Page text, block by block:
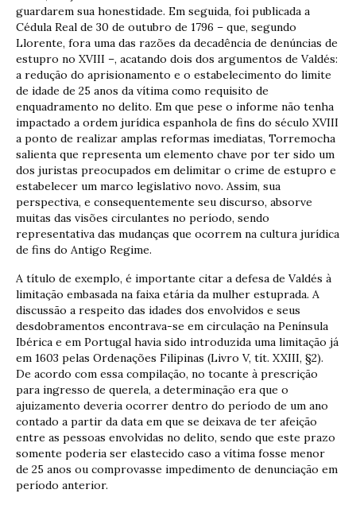
guardarem sua honestidade. Em seguida, foi publicada a
Cédula Real de 30 de outubro de 1796 – que, segundo
Llorente, fora uma das razões da decadência de denúncias de
estupro no XVIII –, acatando dois dos argumentos de Valdés:
a redução do aprisionamento e o estabelecimento do limite
de idade de 25 anos da vítima como requisito de
enquadramento no delito. Em que pese o informe não tenha
impactado a ordem jurídica espanhola de fins do século XVIII
a ponto de realizar amplas reformas imediatas, Torremocha
salienta que representa um elemento chave por ter sido um
dos juristas preocupados em delimitar o crime de estupro e
estabelecer um marco legislativo novo. Assim, sua
perspectiva, e consequentemente seu discurso, absorve
muitas das visões circulantes no período, sendo
representativa das mudanças que ocorrem na cultura jurídica
de fins do Antigo Regime.
A título de exemplo, é importante citar a defesa de Valdés à
limitação embasada na faixa etária da mulher estuprada. A
discussão a respeito das idades dos envolvidos e seus
desdobramentos encontrava-se em circulação na Península
Ibérica e em Portugal havia sido introduzida uma limitação já
em 1603 pelas Ordenações Filipinas (Livro V, tít. XXIII, §2).
De acordo com essa compilação, no tocante à prescrição
para ingresso de querela, a determinação era que o
ajuizamento deveria ocorrer dentro do período de um ano
contado a partir da data em que se deixava de ter afeição
entre as pessoas envolvidas no delito, sendo que este prazo
somente poderia ser elastecido caso a vítima fosse menor
de 25 anos ou comprovasse impedimento de denunciação em
período anterior.